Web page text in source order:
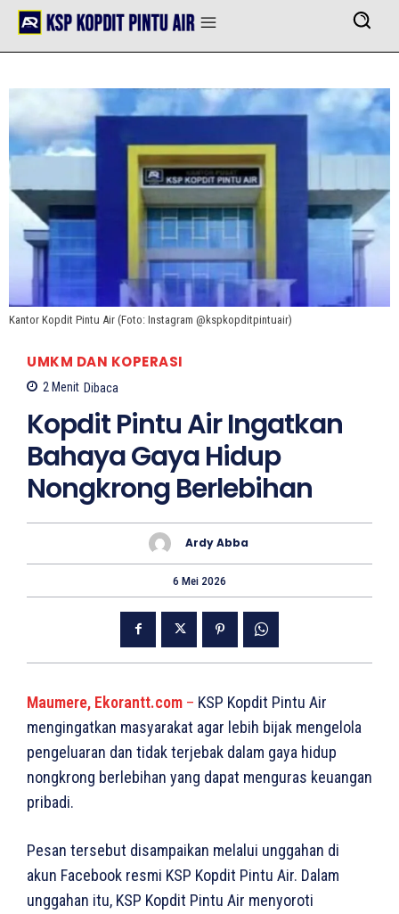
Kantor Kopdit Pintu Air (Foto: Instagram @kspkopditpintuair)
UMKM DAN KOPERASI
2 Menit Dibaca
Kopdit Pintu Air Ingatkan
Bahaya Gaya Hidup
Nongkrong Berlebihan
Ardy Abba
6 Mei 2026
Maumere, Ekorantt.com – KSP Kopdit Pintu Air
mengingatkan masyarakat agar lebih bijak mengelola
pengeluaran dan tidak terjebak dalam gaya hidup
nongkrong berlebihan yang dapat menguras keuangan
pribadi.
Pesan tersebut disampaikan melalui unggahan di
akun Facebook resmi KSP Kopdit Pintu Air. Dalam
unggahan itu, KSP Kopdit Pintu Air menyoroti